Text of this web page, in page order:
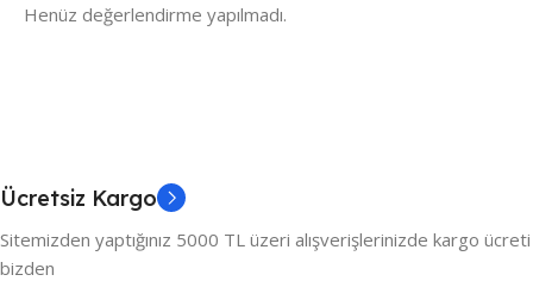
Henüz değerlendirme yapılmadı.
Ücretsiz Kargo
Sitemizden yaptığınız 5000 TL üzeri alışverişlerinizde kargo ücreti
bizden